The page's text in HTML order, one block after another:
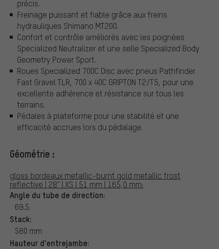
précis.
Freinage puissant et fiable grâce aux freins
hydrauliques Shimano MT200.
Confort et contrôle améliorés avec les poignées
Specialized Neutralizer et une selle Specialized Body
Geometry Power Sport.
Roues Specialized 700C Disc avec pneus Pathfinder
Fast Gravel TLR, 700 x 40C GRIPTON T2/T5, pour une
excellente adhérence et résistance sur tous les
terrains.
Pédales à plateforme pour une stabilité et une
efficacité accrues lors du pédalage.
Géométrie :
gloss bordeaux metallic-burnt gold metallic frost
reflective | 28" | XS | 51 mm | 165,0 mm:
Angle du tube de direction:
69.5
Stack:
580 mm
Hauteur d'entrejambe: